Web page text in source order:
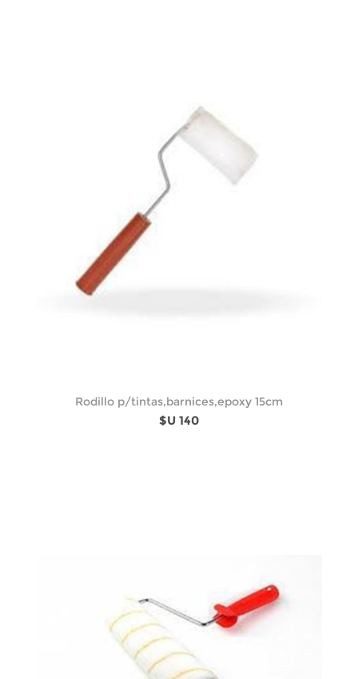
Rodillo p/tintas,barnices,epoxy 15cm
$U 140